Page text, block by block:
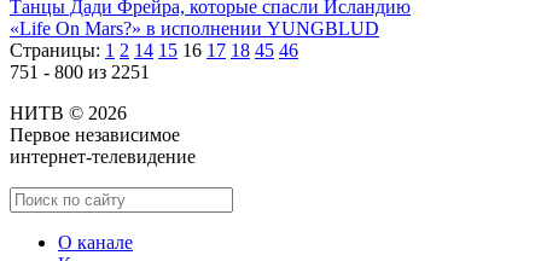
Танцы Дади Фрейра, которые спасли Исландию
«Life On Mars?» в исполнении YUNGBLUD
Страницы: 1 2 14 15 16 17 18 45 46
751 - 800 из 2251
НИТВ © 2026
Первое независимое
интернет-телевидение
О канале